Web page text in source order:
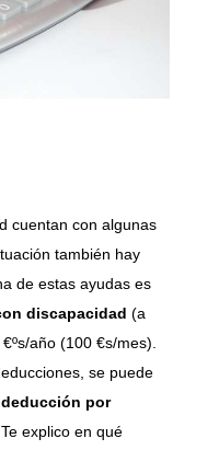
cuentan con algunas
también hay
de estas ayudas es
discapacidad (a
año (100 €s/mes).
se puede
por
Te explico en qué